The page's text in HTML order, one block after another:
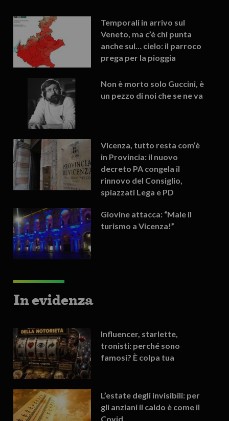
Temporali in arrivo sul
Veneto, ma c’è chi punta
anche sul… cielo: il parroco
prega per la pioggia
Non è morto solo Guccini, è
un pezzo di noi che se ne va
Vicenza, tutto resta com’è
in Provincia: il nuovo
decreto PA congela il
rinnovo del Consiglio,
spiazzati Lega e PD
Giovine attacca: “Male il
turismo a Vicenza!”
In evidenza
Influencer, starlette,
tronisti: perché sono
famosi? È colpa tua
L’estate degli invisibili: per
gli anziani il caldo è come il
Covid